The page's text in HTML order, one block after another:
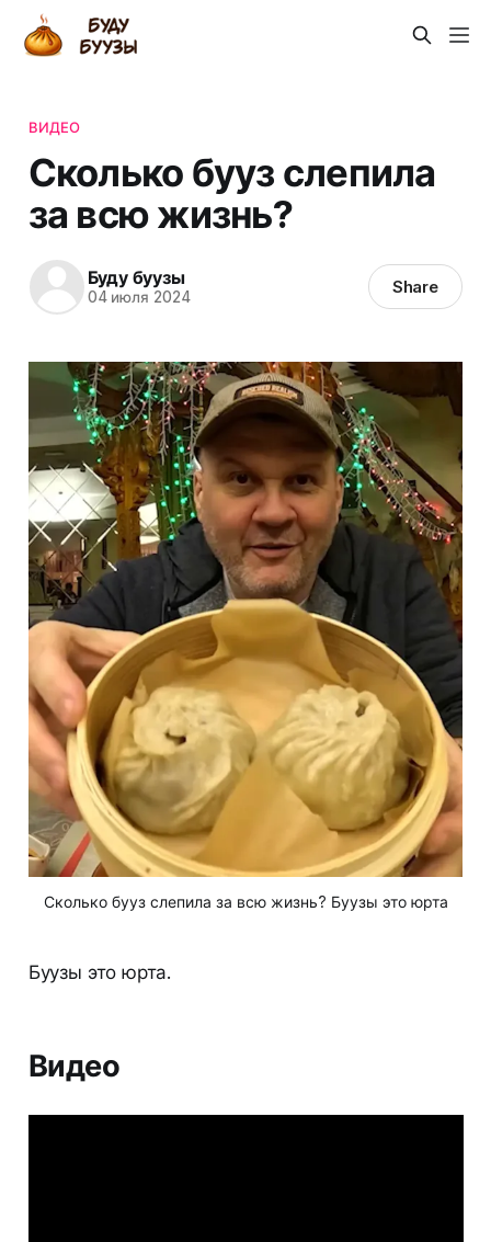
ВИДЕО
Сколько бууз слепила
за всю жизнь?
Буду буузы
04 июля 2024 Share
Сколько бууз слепила за всю жизнь? Буузы это юрта
Буузы это юрта.
Видео